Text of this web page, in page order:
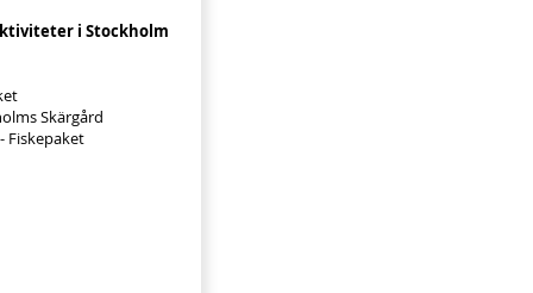
i Stockholm
Skärgård
Fiskepaket